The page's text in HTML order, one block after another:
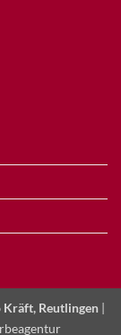
Kräft, Reutlingen |